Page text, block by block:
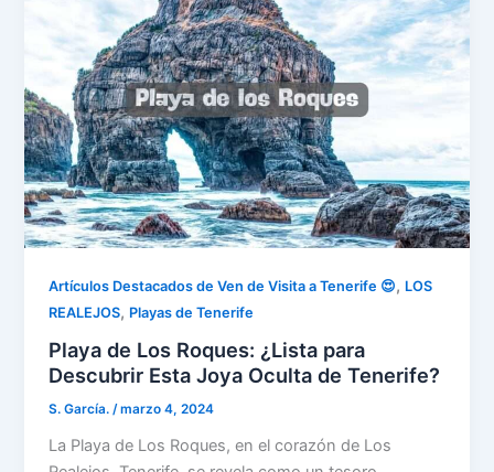
Artículos Destacados de Ven de Visita a Tenerife 😍, LOS
REALEJOS, Playas de Tenerife
Playa de Los Roques: ¿Lista para
Descubrir Esta Joya Oculta de Tenerife?
S. García./marzo 4, 2024
La Playa de Los Roques, en el corazón de Los